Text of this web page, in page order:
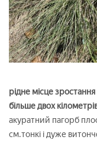
рідне місце зростання
більше двох
акуратний пагорб
см.тонкі і дуже